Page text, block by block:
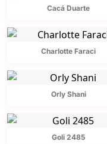
Cacá Duarte
Charlotte Faraci
Orly Shani
Goli 2485